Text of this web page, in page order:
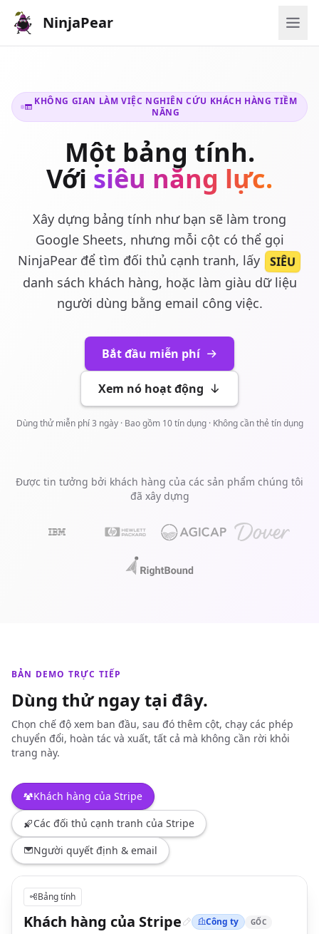
NinjaPear
KHÔNG GIAN LÀM VIỆC NGHIÊN CỨU KHÁCH HÀNG TIỀM
NĂNG
Một bảng tính.
Với siêu năng lực.
Xây dựng bảng tính như bạn sẽ làm trong
Google Sheets, nhưng mỗi cột có thể gọi
NinjaPear để tìm đối thủ cạnh tranh, lấy
SIÊU
danh sách khách hàng, hoặc làm giàu dữ liệu
người dùng bằng email công việc.
Bắt đầu miễn phí
Xem nó hoạt động
Dùng thử miễn phí 3 ngày · Bao gồm 10 tín dụng · Không cần thẻ tín dụng
Được tin tưởng bởi khách hàng của các sản phẩm chúng tôi
đã xây dựng
BẢN DEMO TRỰC TIẾP
Dùng thử ngay tại đây.
Chọn chế độ xem ban đầu, sau đó thêm cột, chạy các phép
chuyển đổi, hoàn tác và xuất, tất cả mà không cần rời khỏi
trang này.
Khách hàng của Stripe
Các đối thủ cạnh tranh của Stripe
Người quyết định & email
Bảng tính
Khách hàng của Stripe Công ty GỐC